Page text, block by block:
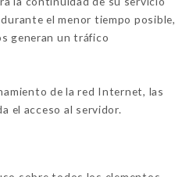
el menor tiempo posible,
generan un tráfico
de la red Internet, las
el acceso al servidor.